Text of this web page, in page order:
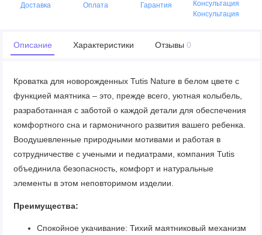
Доставка Оплата
Гарантия
Консультация
Описание Характеристики Отзывы 0
Кроватка для новорожденных Tutis Nature в белом цвете с
функцией маятника – это, прежде всего, уютная колыбель,
разработанная с заботой о каждой детали для обеспечения
комфортного сна и гармоничного развития вашего ребенка.
Воодушевленные природными мотивами и работая в
сотрудничестве с учеными и педиатрами, компания Tutis
объединила безопасность, комфорт и натуральные
элементы в этом неповторимом изделии.
Преимущества:
Спокойное укачивание: Тихий маятниковый механизм